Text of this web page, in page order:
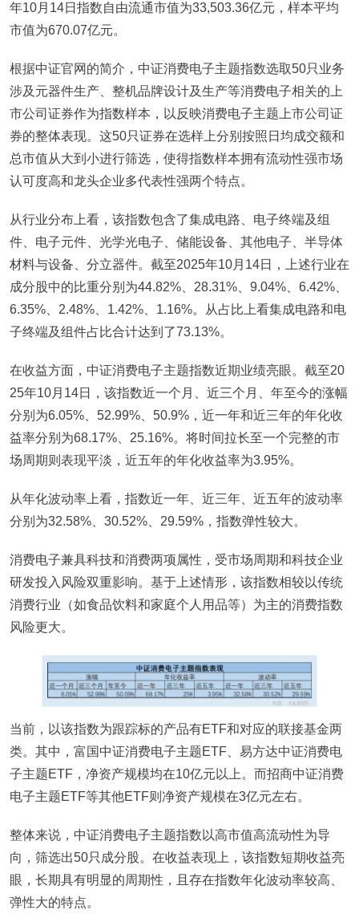
年10月14日指数自由流通市值为33,503.36亿元，样本平均
市值为670.07亿元。
根据中证官网的简介，中证消费电子主题指数选取50只业务
涉及元器件生产、整机品牌设计及生产等消费电子相关的上
市公司证券作为指数样本，以反映消费电子主题上市公司证
券的整体表现。这50只证券在选样上分别按照日均成交额和
总市值从大到小进行筛选，使得指数样本拥有流动性强市场
认可度高和龙头企业多代表性强两个特点。
从行业分布上看，该指数包含了集成电路、电子终端及组
件、电子元件、光学光电子、储能设备、其他电子、半导体
材料与设备、分立器件。截至2025年10月14日，上述行业在
成分股中的比重分别为44.82%、28.31%、9.04%、6.42%、
6.35%、2.48%、1.42%、1.16%。从占比上看集成电路和电
子终端及组件占比合计达到了73.13%。
在收益方面，中证消费电子主题指数近期业绩亮眼。截至20
25年10月14日，该指数近一个月、近三个月、年至今的涨幅
分别为6.05%、52.99%、50.9%，近一年和近三年的年化收
益率分别为68.17%、25.16%。将时间拉长至一个完整的市
场周期则表现平淡，近五年的年化收益率为3.95%。
从年化波动率上看，指数近一年、近三年、近五年的波动率
分别为32.58%、30.52%、29.59%，指数弹性较大。
消费电子兼具科技和消费两项属性，受市场周期和科技企业
研发投入风险双重影响。基于上述情形，该指数相较以传统
消费行业（如食品饮料和家庭个人用品等）为主的消费指数
风险更大。
当前，以该指数为跟踪标的产品有ETF和对应的联接基金两
类。其中，富国中证消费电子主题ETF、易方达中证消费电
子主题ETF，净资产规模均在10亿元以上。而招商中证消费
电子主题ETF等其他ETF则净资产规模在3亿元左右。
整体来说，中证消费电子主题指数以高市值高流动性为导
向，筛选出50只成分股。在收益表现上，该指数短期收益亮
眼，长期具有明显的周期性，且存在指数年化波动率较高、
弹性大的特点。